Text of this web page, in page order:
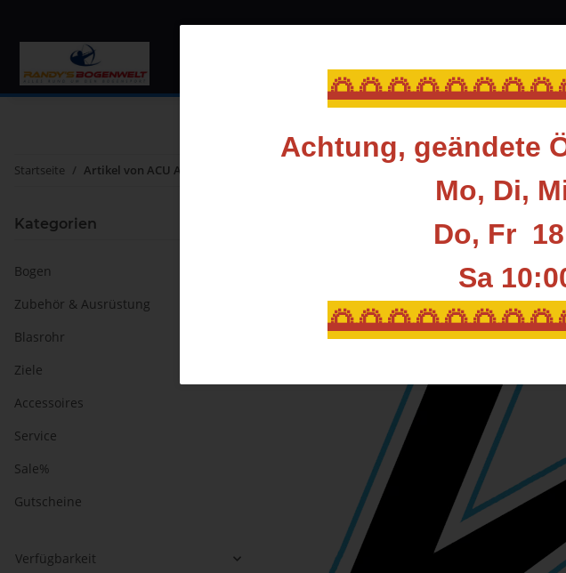
Achtung, geändete
Mo, Di,
Do, Fr
Sa
Startseite Artikel von ACU Archery
Kategorien
Bogen
Zubehör & Ausrüstung
Blasrohr
Ziele
Accessoires
Service
Sale%
Gutscheine
Verfügbarkeit